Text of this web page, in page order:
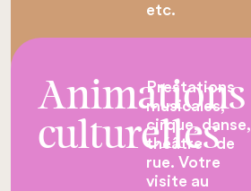
etc.
Animations
culturelles
Prestations
musicales,
cirque, danse,
théâtre de
rue. Votre
visite au